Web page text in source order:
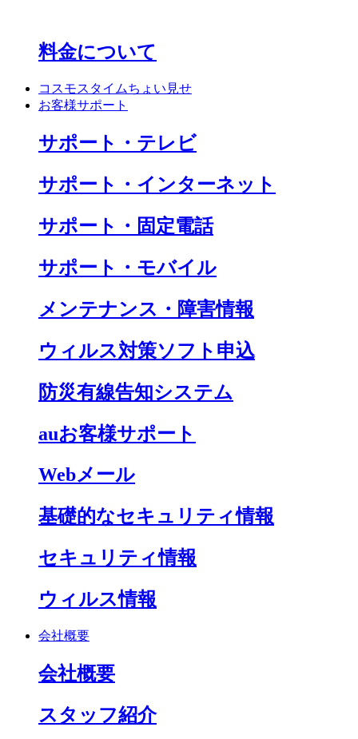
料金について
コスモスタイムちょい見せ
お客様サポート
サポート・テレビ
サポート・インターネット
サポート・固定電話
サポート・モバイル
メンテナンス・障害情報
ウィルス対策ソフト申込
防災有線告知システム
auお客様サポート
Webメール
基礎的なセキュリティ情報
セキュリティ情報
ウィルス情報
会社概要
会社概要
スタッフ紹介